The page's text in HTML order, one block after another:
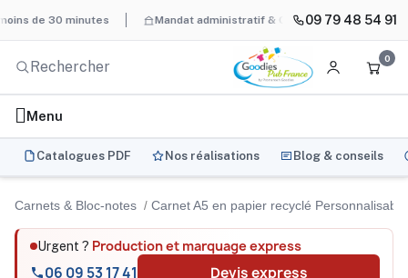
30 minutes Mandat administratif & Chorus Pro BAT
09 79 48 54 91
0
Menu
Catalogues PDF Nos réalisations Blog & conseils
Carnets & Bloc-notes Carnet A5 en papier recyclé
Urgent ? Production et marquage express
06 09 53 17 41 Devis express